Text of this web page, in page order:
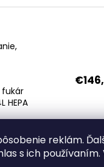
reklám.
s ich používaním.
HEPA